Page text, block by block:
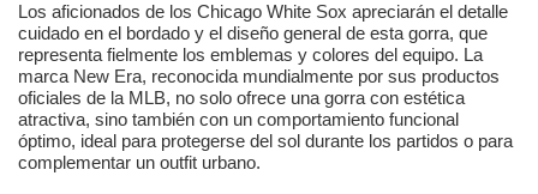
Los aficionados de los Chicago White Sox apreciarán el detalle
cuidado en el bordado y el diseño general de esta gorra, que
representa fielmente los emblemas y colores del equipo. La
marca New Era, reconocida mundialmente por sus productos
oficiales de la MLB, no solo ofrece una gorra con estética
atractiva, sino también con un comportamiento funcional
óptimo, ideal para protegerse del sol durante los partidos o para
complementar un outfit urbano.